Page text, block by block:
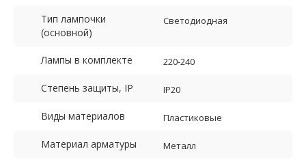
Тип лампочки
(основной)
Светодиодная
Лампы в комплекте 220-240
Степень защиты, IP IP20
Виды материалов Пластиковые
Материал арматуры Металл